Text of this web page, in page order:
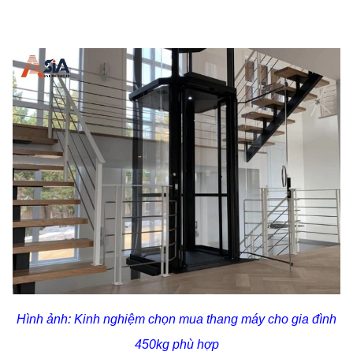
Hình ảnh: Kinh nghiệm chọn mua thang máy cho gia đình
450kg phù hợp